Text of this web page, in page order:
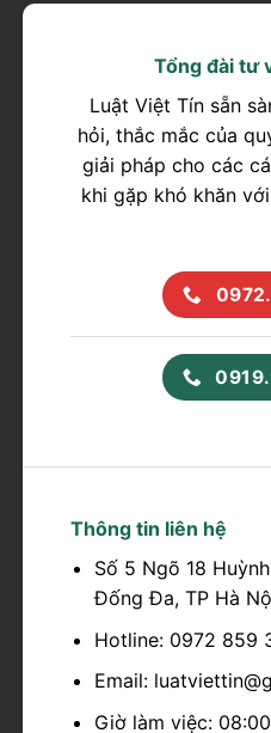
Tổng đài tư
Luật Việt Tín sẵn
hỏi, thắc mắc của
giải pháp cho các
khi gặp khó khăn
Thông tin liên hệ
Số 5 Ngõ 18
Đống Đa, TP Hà
Hotline: 0972 859
Email:
Giờ làm việc: